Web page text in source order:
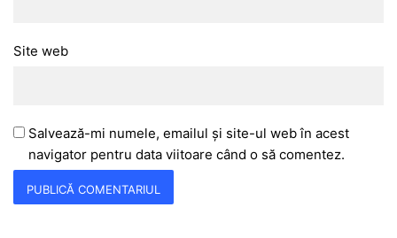
Site web
Salvează-mi numele, emailul și site-ul web în acest
navigator pentru data viitoare când o să comentez.